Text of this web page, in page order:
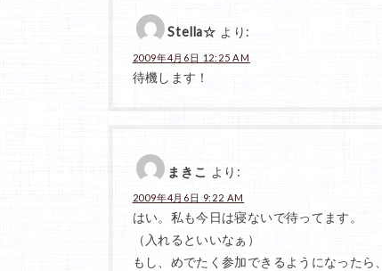
Stella☆ より:
2009年4月6日 12:25 AM
待機します！
まきこ より:
2009年4月6日 9:22 AM
はい。私も今日は寝ないで待ってます。
（入れるといいなぁ）
もし、めでたく参加できるようになったら、